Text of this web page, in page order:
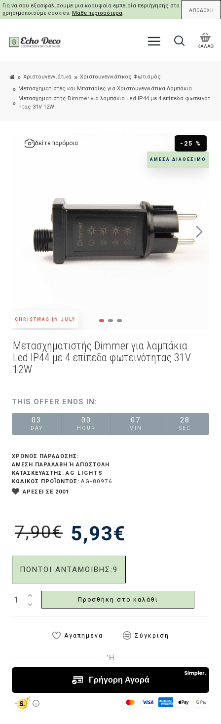
Για να σου εξασφαλίσουμε μια κορυφαία εμπειρία περιήγησης στο site μας,
χρησιμοποιούμε cookies. Μάθε περισσότερα. ΑΠΟΔΟΧΗ
ΚΑΛΑΘΙ
Χριστουγεννιάτικα
Χριστουγεννιάτικος Φωτισμός
Μετασχηματιστές και Μπαταρίες για Χριστουγεννιάτικα Λαμπάκια
Μετασχηματιστής Dimmer για λαμπάκια Led IP44 με 4 επίπεδα φωτεινότ
ητας 31V 12W
ΆΜΕΣΑ ΔΙΑΘΈΣΙΜΟ
CHRISTMAS IN JULY
-25 %
Δείτε παρόμοια
Μετασχηματιστής Dimmer για λαμπάκια
Led IP44 με 4 επίπεδα φωτεινότητας 31V
12W
THIS OFFER ENDS IN:
03
DAY
00
HOUR
07
MIN
27
SEC
5,93€
7,90€
ΠΟΝΤΟΙ ΑΝΤΑΜΟΙΒΗΣ:9
ΧΡΟΝΟΣ ΠΑΡΑΔΟΣΗΣ:
ΆΜΕΣΗ ΠΑΡΑΛΑΒΉ Ή ΑΠΟΣΤΟΛΉ
ΚΑΤΑΣΚΕΥΑΣΤΗΣ: AG LIGHTS
ΚΩΔΙΚΟΣ ΠΡΟΪΟΝΤΟΣ: AG-80976
ΑΡΕΣΕΙ ΣΕ 2001
Προσθήκη στο καλάθι
Αγαπημένα Σύγκριση